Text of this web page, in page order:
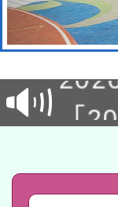
115
開
「
國
函